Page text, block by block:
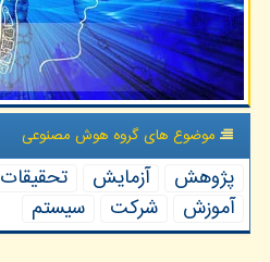
موضوع های گروه هوش مصنوعی
پژوهش آزمایش تحقیقات
آموزش
شركت سیستم